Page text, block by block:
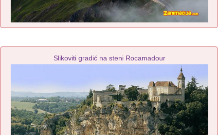
Slikoviti gradić na steni Rocamadour